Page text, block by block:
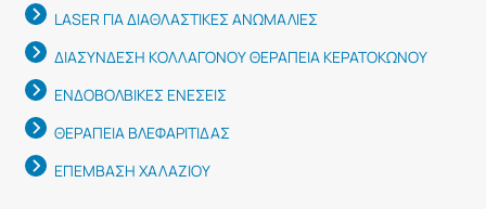
LASER ΓΙΑ ΔΙΑΘΛΑΣΤΙΚΕΣ ΑΝΩΜΑΛΙΕΣ
ΔΙΑΣΥΝΔΕΣΗ ΚΟΛΛΑΓΟΝΟΥ ΘΕΡΑΠΕΙΑ ΚΕΡΑΤΟΚΩΝΟΥ
ΕΝΔΟΒΟΛΒΙΚΕΣ ΕΝΕΣΕΙΣ
ΘΕΡΑΠΕΙΑ ΒΛΕΦΑΡΙΤΙΔΑΣ
ΕΠΕΜΒΑΣΗ ΧΑΛΑΖΙΟΥ